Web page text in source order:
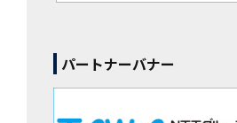
パートナーバナー